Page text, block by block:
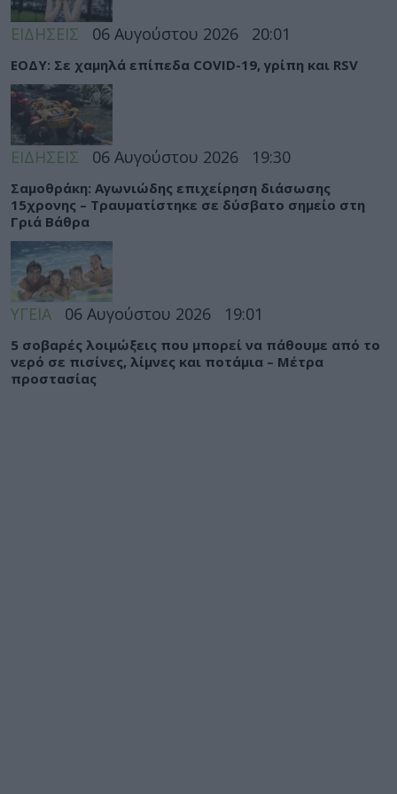
ΕΙΔΗΣΕΙΣ 06 Αυγούστου 2026 20:01
ΕΟΔΥ: Σε χαμηλά επίπεδα COVID-19, γρίπη και RSV
ΕΙΔΗΣΕΙΣ 06 Αυγούστου 2026 19:30
Σαμοθράκη: Αγωνιώδης επιχείρηση διάσωσης
15χρονης – Τραυματίστηκε σε δύσβατο σημείο στη
Γριά Βάθρα
ΥΓΕΙΑ 06 Αυγούστου 2026 19:01
5 σοβαρές λοιμώξεις που μπορεί να πάθουμε από το
νερό σε πισίνες, λίμνες και ποτάμια – Μέτρα
προστασίας